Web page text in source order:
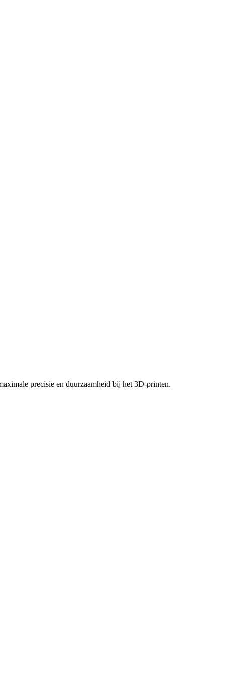
precisie en duurzaamheid bij het 3D-printen.